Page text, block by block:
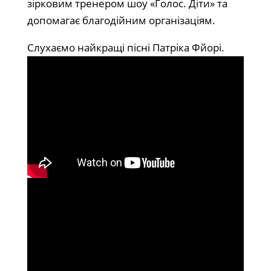
зірковим тренером шоу «Голос. Діти» та
допомагає благодійним організаціям.
​​Слухаємо найкращі пісні Патріка Фйорі.